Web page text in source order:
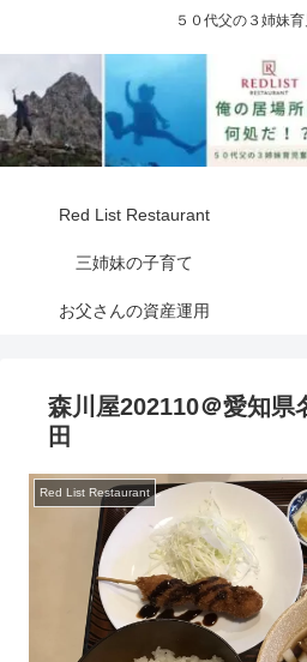
５０代父の３姉妹
Red List Restaurant
三姉妹の子育て
お父さんの資産運用
森川屋202110＠愛知県
田
Red List Restaurant